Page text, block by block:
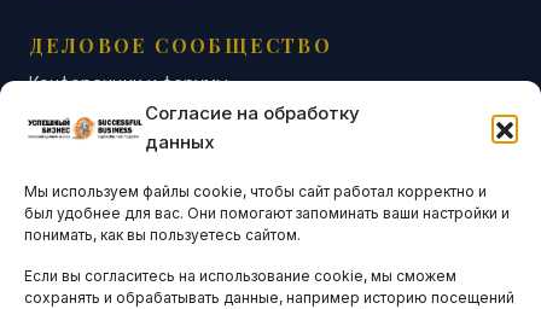
Согласие на обработку
данных
Мы используем файлы cookie, чтобы сайт работал корректно и
был удобнее для вас. Они помогают запоминать ваши настройки и
понимать, как вы пользуетесь сайтом.
Если вы согласитесь на использование cookie, мы сможем
сохранять и обрабатывать данные, например историю посещений
ДЕЛОВОЕ СООБЩЕСТВО
Конференции и форумы
Бизнес-клубы и ассоциации
Остальные новости
АНАЛИТИКА И СТАТИСТИКА
ARTICLES IN ENGLISH